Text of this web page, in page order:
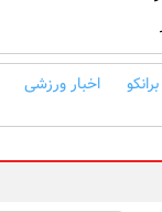
برانکو اخبار ورزشی